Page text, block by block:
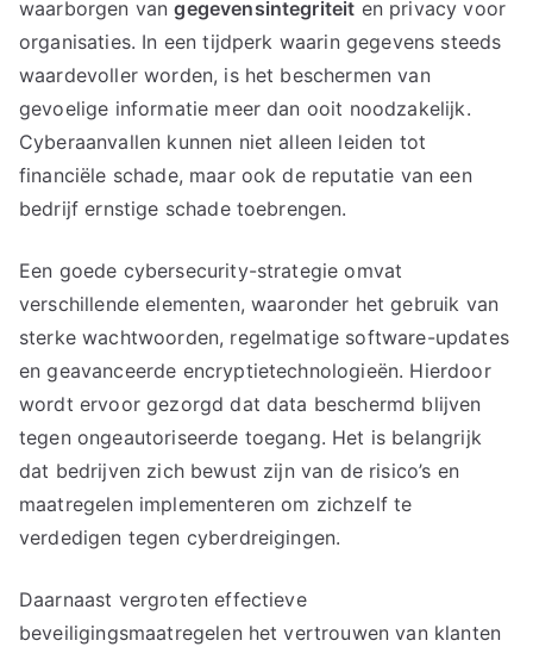
waarborgen vangegevensintegriteit en privacy voor
organisaties. In een tijdperk waarin gegevens steeds
waardevoller worden, is het beschermen van
gevoelige informatie meer dan ooit noodzakelijk.
Cyberaanvallen kunnen niet alleen leiden tot
financiële schade, maar ook de reputatie van een
bedrijf ernstige schade toebrengen.
Een goede cybersecurity-strategie omvat
verschillende elementen, waaronder het gebruik van
sterke wachtwoorden, regelmatige software-updates
en geavanceerde encryptietechnologieën. Hierdoor
wordt ervoor gezorgd dat data beschermd blijven
tegen ongeautoriseerde toegang. Het is belangrijk
dat bedrijven zich bewust zijn van de risico’s en
maatregelen implementeren om zichzelf te
verdedigen tegen cyberdreigingen.
Daarnaast vergroten effectieve
beveiligingsmaatregelen het vertrouwen van klanten